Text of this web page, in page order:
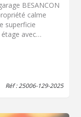
BESANCON
calme
superficie
avec
vie avec cuisiné
chambres, salle
(2022). Fenêtres
Charges
Réf : 25006-129-2025